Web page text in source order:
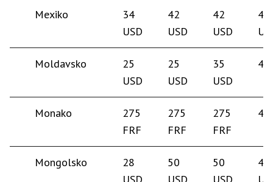
Mexiko
34
USD
42
USD
42
USD
40
Moldavsko
25
USD
25
USD
35
USD
40
Monako
275
FRF
275
FRF
275
FRF
45
Mongolsko
28
50
50
45